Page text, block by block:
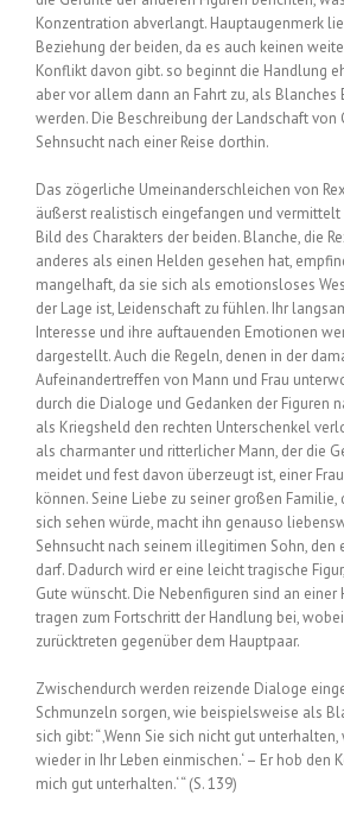
Konzentration abverlangt. Hauptaugenmerk
Beziehung der beiden, da es auch keinen
Konflikt davon gibt. so beginnt die Handlung
aber vor allem dann an Fahrt zu, als Blanches
werden. Die Beschreibung der Landschaft
Sehnsucht nach einer Reise dorthin.
Das zögerliche Umeinanderschleichen von
äußerst realistisch eingefangen und
Bild des Charakters der beiden. Blanche, die
anderes als einen Helden gesehen hat,
mangelhaft, da sie sich als emotionsloses
der Lage ist, Leidenschaft zu fühlen. Ihr
Interesse und ihre auftauenden Emotionen
dargestellt. Auch die Regeln, denen in der
Aufeinandertreffen von Mann und Frau
durch die Dialoge und Gedanken der Figuren
als Kriegsheld den rechten Unterschenkel
als charmanter und ritterlicher Mann, der die
meidet und fest davon überzeugt ist, einer
können. Seine Liebe zu seiner großen Familie,
sich sehen würde, macht ihn genauso
Sehnsucht nach seinem illegitimen Sohn, den
darf. Dadurch wird er eine leicht tragische
Gute wünscht. Die Nebenfiguren sind an einer
tragen zum Fortschritt der Handlung bei,
zurücktreten gegenüber dem Hauptpaar.
Zwischendurch werden reizende Dialoge
Schmunzeln sorgen, wie beispielsweise als
sich gibt: “ ‚Wenn Sie sich nicht gut
wieder in Ihr Leben einmischen.‘ – Er hob den
mich gut unterhalten.‘ “ (S. 139)